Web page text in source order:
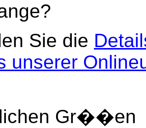
Sie die
unserer
Gr��en